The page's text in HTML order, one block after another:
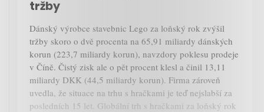
tržby
Dánský výrobce stavebnic Lego za loňský rok zvýšil
tržby skoro o dvě procenta na 65,91 miliardy dánských
korun (223,7 miliardy korun), navzdory poklesu prodeje
v Číně. Čistý zisk ale o pět procent klesl a činil 13,11
miliardy DKK (44,5 miliardy korun). Firma zároveň
uvedla, že situace na trhu s hračkami je teď nejslabší za
posledních 15 let. Globální trh s hračkami za loňský rok